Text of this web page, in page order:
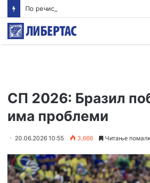
СП 2026: Бразил
има проблеми
20.06.2026 10:55 3,666 Читање